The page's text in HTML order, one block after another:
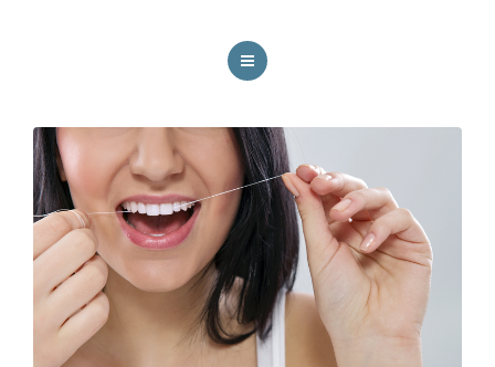
LA CLÍNICA
TRATAMIENTOS
FACILIDADES
BLOG
CONTACTO